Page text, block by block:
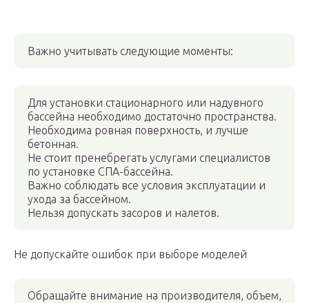
Важно учитывать следующие моменты:
Для установки стационарного или надувного
бассейна необходимо достаточно пространства.
Необходима ровная поверхность, и лучше
бетонная.
Не стоит пренебрегать услугами специалистов
по установке СПА-бассейна.
Важно соблюдать все условия эксплуатации и
ухода за бассейном.
Нельзя допускать засоров и налетов.
Не допускайте ошибок при выборе моделей
Обращайте внимание на производителя, объем,